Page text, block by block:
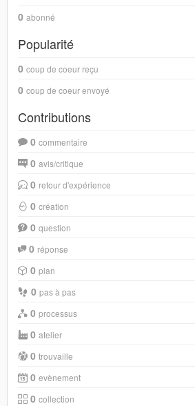
0 abonné
Popularité
0 coup de coeur reçu
0 coup de coeur envoyé
Contributions
0 commentaire
0 avis/critique
0 retour d'expérience
0 création
0 question
0 réponse
0 plan
0 pas à pas
0 processus
0 atelier
0 trouvaille
0 evènement
0 collection